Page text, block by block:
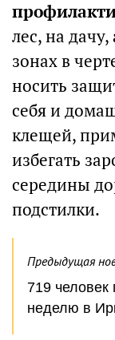
лес, на
зонах в
носить
себя и
клещей,
избегать
середины
подстилки.
Предыдущая
719 человек
неделю в